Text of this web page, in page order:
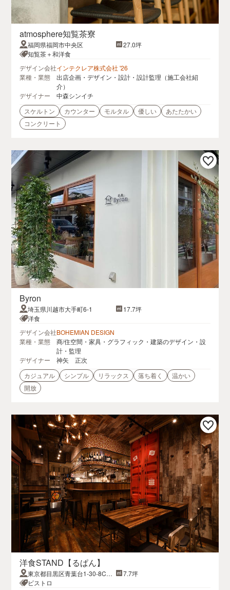
atmosphere知覧茶寮
福岡県福岡市中央区
27.0坪
知覧茶＋和洋食
デザイン会社インテクレア株式会社 '26
業種・業態
出店企画・デザイン・設計・設計監理（施工会社紹
介）
デザイナー
中森シンイチ
スケルトン
カウンター モルタル 優しい
あたたかい
コンクリート
Byron
埼玉県川越市大手町6-1
17.7坪
洋食
デザイン会社BOHEMIAN DESIGN
業種・業態
商/住空間・家具・グラフィック・建築のデザイン・設
計・監理
デザイナー
神矢 正次
カジュアル
シンプル リラックス 落ち着く
温かい
開放
洋食STAND【るぱん】
東京都目黒区青葉台1-30-8CAS
A青葉台101
7.7坪
ビストロ